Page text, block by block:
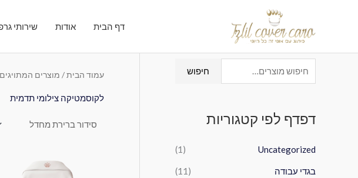
דף הבית אודות שירותי
ח
י
ו
ע
ב
חיפוש
דפדף לפי קטגוריות
Uncategorized
(1)
בגדי עבודה (11)
עמוד הבית/ מוצרים
לקוסמטיקה צילומי תדמית